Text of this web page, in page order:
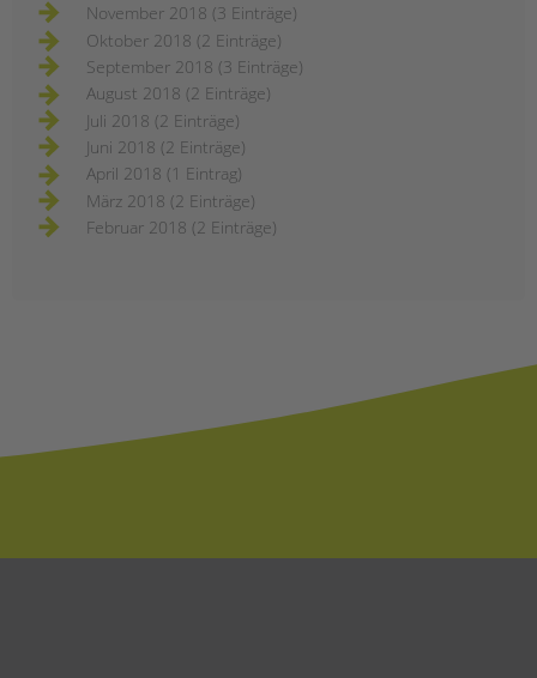
November 2018 (3 Einträge)
Oktober 2018 (2 Einträge)
September 2018 (3 Einträge)
August 2018 (2 Einträge)
Juli 2018 (2 Einträge)
Juni 2018 (2 Einträge)
April 2018 (1 Eintrag)
März 2018 (2 Einträge)
Februar 2018 (2 Einträge)